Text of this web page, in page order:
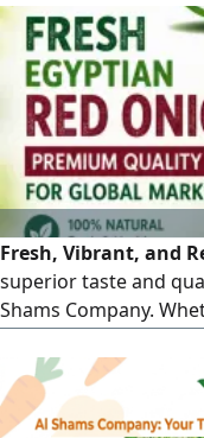
meet international
Contact us today for
quotations Al Shams
Crops
Fresh, Vibrant, and
superior taste and
Shams Company.
peak of freshness.
Worldwide Don't
agricultural exports